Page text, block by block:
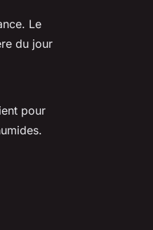
Le
du jour
pour